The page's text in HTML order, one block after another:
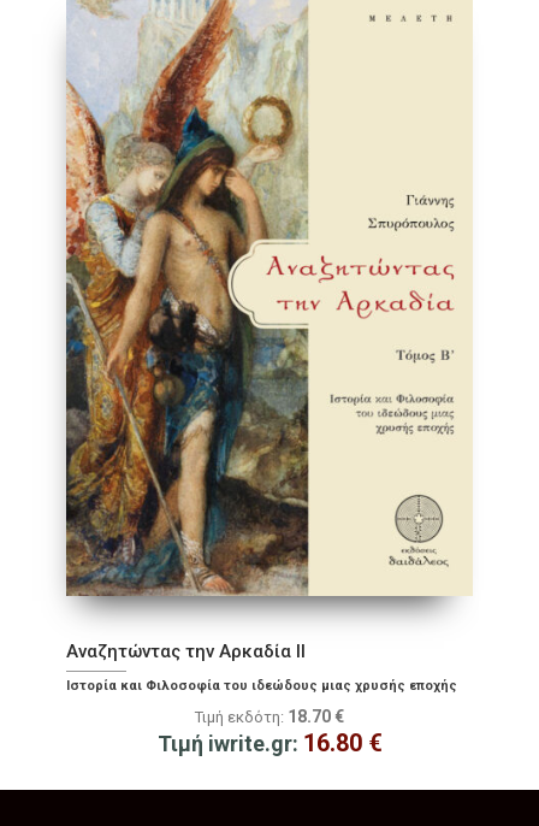
Αναζητώντας την Αρκαδία ΙΙ
Ιστορία και Φιλοσοφία του ιδεώδους μιας χρυσής εποχής
Τιμή εκδότη: 18.70 €
Τιμή iwrite.gr: 16.80 €